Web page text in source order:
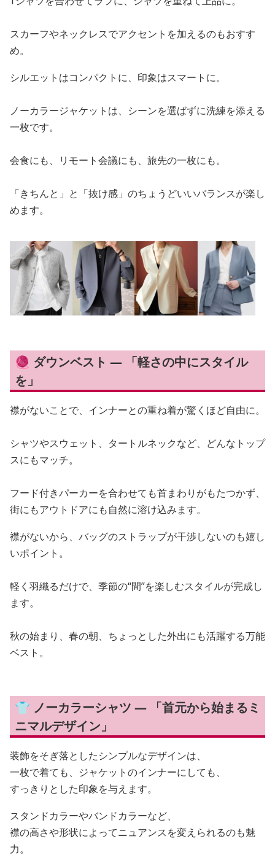
スカーフやネックレスでアクセントを加えるのもおすす
め。
シルエットはコンパクトに、印象はスマートに。
ノーカラージャケットは、シーンを選ばずに洗練を添える
一枚です。
会食にも、リモート会議にも、旅先の一枚にも。
「きちんと」と「抜け感」のちょうどいいバランスが楽し
めます。
🧶 ダウンベスト — 「軽さの中にスタイル
を」
襟がないことで、インナーとの重ね着が驚くほど自由に。
シャツやスウェット、タートルネックなど、どんなトップ
スにもマッチ。
フード付きパーカーを合わせても首まわりがもたつかず、
街にもアウトドアにも自然に溶け込みます。
襟がないから、バッグのストラップが干渉しないのも嬉し
いポイント。
軽く羽織るだけで、季節の“間”を楽しむスタイルが完成し
ます。
秋の始まり、春の朝、ちょっとした外出にも活躍する万能
ベスト。
👕 ノーカラーシャツ — 「首元から始まるミ
ニマルデザイン」
装飾をそぎ落としたシンプルなデザインは、
一枚で着ても、ジャケットのインナーにしても、
すっきりとした印象を与えます。
スタンドカラーやバンドカラーなど、
襟の高さや形状によってニュアンスを変えられるのも魅
力。